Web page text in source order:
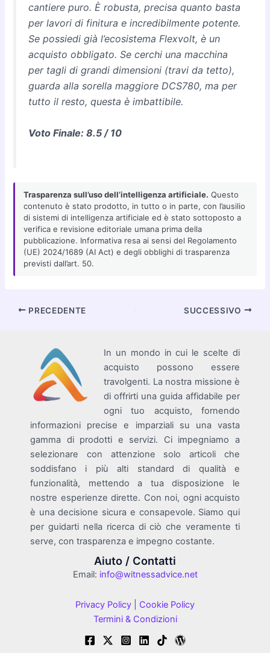
cantiere puro. È robusta, precisa quanto basta
per lavori di finitura e incredibilmente potente.
Se possiedi già l’ecosistema Flexvolt, è un
acquisto obbligato. Se cerchi una macchina
per tagli di grandi dimensioni (travi da tetto),
guarda alla sorella maggiore DCS780, ma per
tutto il resto, questa è imbattibile.
Voto Finale: 8.5 / 10
Trasparenza sull’uso dell’intelligenza artificiale. Questo
contenuto è stato prodotto, in tutto o in parte, con l’ausilio
di sistemi di intelligenza artificiale ed è stato sottoposto a
verifica e revisione editoriale umana prima della
pubblicazione. Informativa resa ai sensi del Regolamento
(UE) 2024/1689 (AI Act) e degli obblighi di trasparenza
previsti dall’art. 50.
Navigazione
PRECEDENTE SUCCESSIVO
In un mondo in cui le scelte di
acquisto possono essere
travolgenti. La nostra missione è
di offrirti una guida affidabile per
ogni tuo acquisto, fornendo
informazioni precise e imparziali su una vasta
gamma di prodotti e servizi. Ci impegniamo a
selezionare con attenzione solo articoli che
soddisfano i più alti standard di qualità e
funzionalità, mettendo a tua disposizione le
nostre esperienze dirette. Con noi, ogni acquisto
è una decisione sicura e consapevole. Siamo qui
per guidarti nella ricerca di ciò che veramente ti
serve, con trasparenza e impegno costante.
Aiuto / Contatti
Email: info@witnessadvice.net
Privacy Policy
Cookie Policy
Termini & Condizioni